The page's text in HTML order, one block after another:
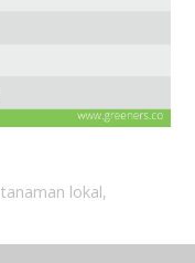
tanaman lokal,